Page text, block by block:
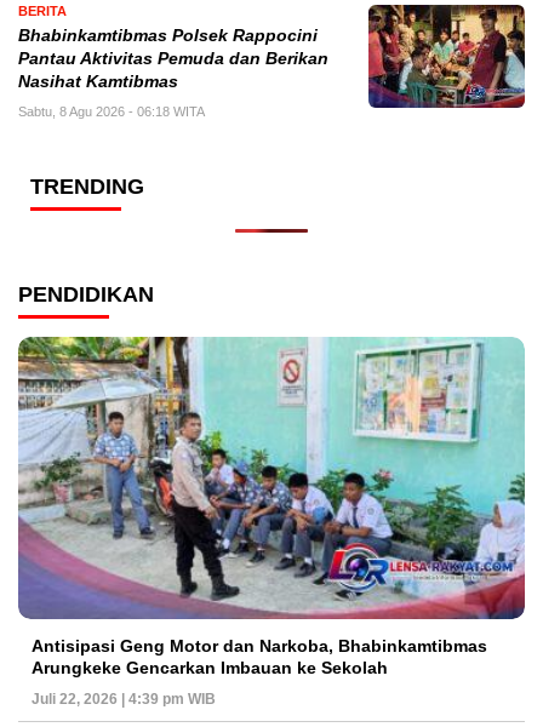
BERITA
Bhabinkamtibmas Polsek Rappocini
Pantau Aktivitas Pemuda dan Berikan
Nasihat Kamtibmas
Sabtu, 8 Agu 2026 - 06:18 WITA
TRENDING
PENDIDIKAN
Antisipasi Geng Motor dan Narkoba, Bhabinkamtibmas
Arungkeke Gencarkan Imbauan ke Sekolah
Juli 22, 2026 | 4:39 pm WIB